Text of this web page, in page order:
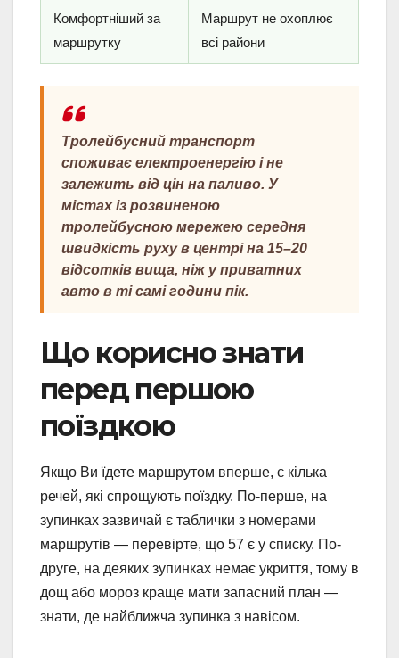
Комфортніший за
маршрутку
Маршрут не охоплює
всі райони
Тролейбусний транспорт
споживає електроенергію і не
залежить від цін на паливо. У
містах із розвиненою
тролейбусною мережею середня
швидкість руху в центрі на 15–20
відсотків вища, ніж у приватних
авто в ті самі години пік.
Що корисно знати
перед першою
поїздкою
Якщо Ви їдете маршрутом вперше, є кілька
речей, які спрощують поїздку. По-перше, на
зупинках зазвичай є таблички з номерами
маршрутів — перевірте, що 57 є у списку. По-
друге, на деяких зупинках немає укриття, тому в
дощ або мороз краще мати запасний план —
знати, де найближча зупинка з навісом.